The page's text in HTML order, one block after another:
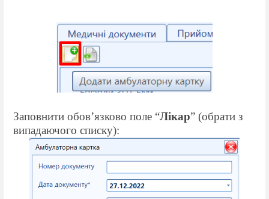
Заповнити обов’язково поле “Лікар” (обрати з
випадаючого списку):